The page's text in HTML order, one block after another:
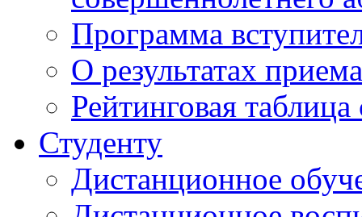
Программа
О результатах приема
Рейтинговая
Студенту
Дистанционное